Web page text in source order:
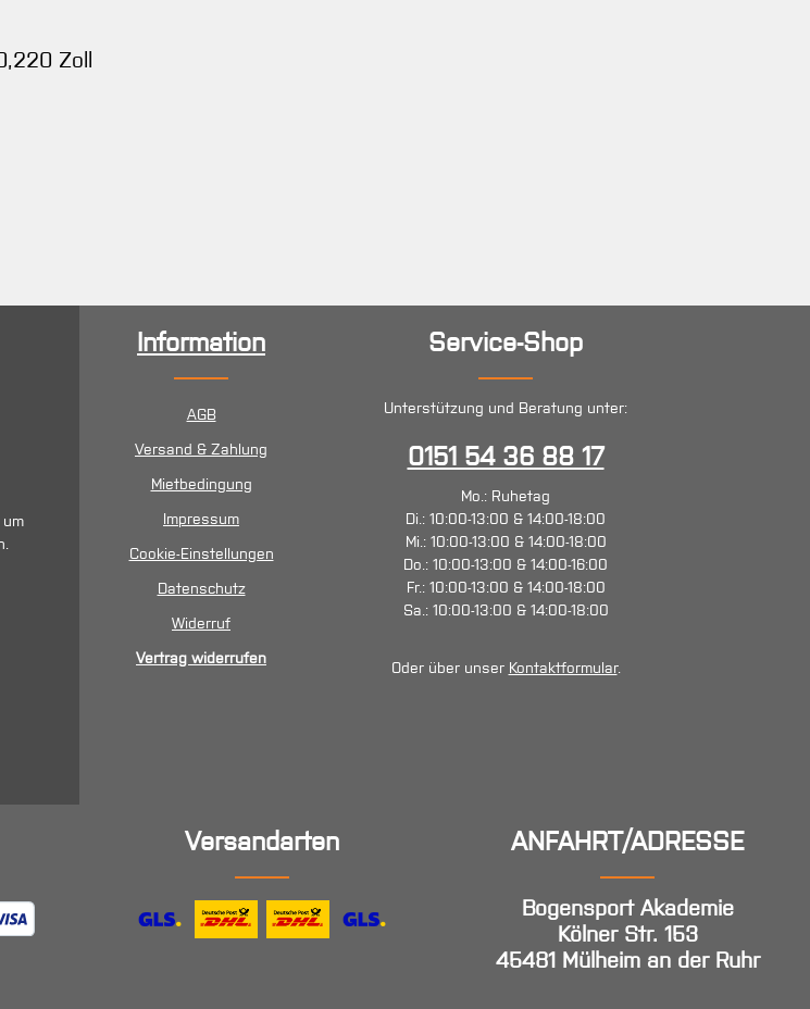
Zoll
Information
AGB
Versand & Zahlung
Mietbedingung
Impressum
Cookie-Einstellungen
Datenschutz
Widerruf
Vertrag widerrufen
Service-Shop
Unterstützung und Beratung unter:
0151 54 36 88 17
Mo.: Ruhetag
Di.: 10:00-13:00 & 14:00-18:00
Mi.: 10:00-13:00 & 14:00-18:00
Do.: 10:00-13:00 & 14:00-16:00
Fr.: 10:00-13:00 & 14:00-18:00
Sa.: 10:00-13:00 & 14:00-18:00
Oder über unser Kontaktformular.
Versandarten ANFAHRT/ADRESSE
Bogensport Akademie
Kölner Str. 153
45481 Mülheim an der Ruhr